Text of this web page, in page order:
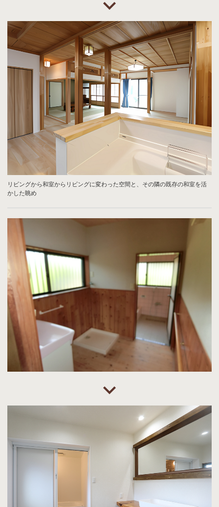
リビングから和室からリビングに変わった空間と、その隣の既存の和室を活
かした眺め